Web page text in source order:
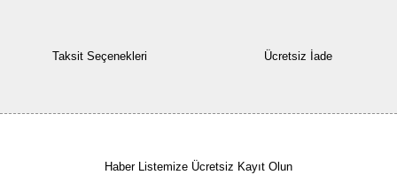
Taksit Seçenekleri Ücretsiz İade
Haber Listemize Ücretsiz Kayıt Olun